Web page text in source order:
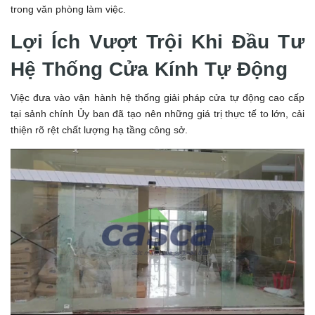
trong văn phòng làm việc.
Lợi Ích Vượt Trội Khi Đầu Tư
Hệ Thống Cửa Kính Tự Động
Việc đưa vào vận hành hệ thống giải pháp cửa tự động cao cấp
tại sảnh chính Ủy ban đã tạo nên những giá trị thực tế to lớn, cải
thiện rõ rệt chất lượng hạ tầng công sở.